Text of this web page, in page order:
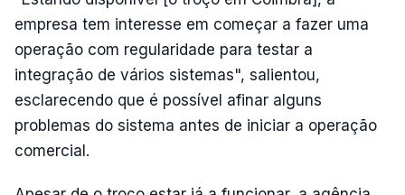
empresa tem interesse em começar a fazer uma
operação com regularidade para testar a
integração de vários sistemas", salientou,
esclarecendo que é possível afinar alguns
problemas do sistema antes de iniciar a operação
comercial.